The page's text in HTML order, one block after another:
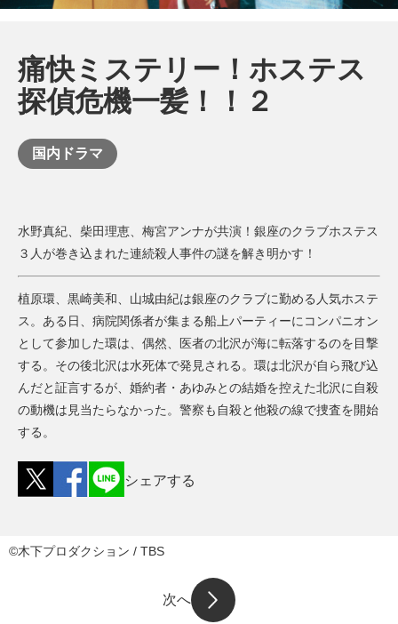
痛快ミステリー！ホステス
探偵危機一髪！！２
国内ドラマ
水野真紀、柴田理恵、梅宮アンナが共演！銀座のクラブホステス
３人が巻き込まれた連続殺人事件の謎を解き明かす！
植原環、黒崎美和、山城由紀は銀座のクラブに勤める人気ホステ
ス。ある日、病院関係者が集まる船上パーティーにコンパニオン
として参加した環は、偶然、医者の北沢が海に転落するのを目撃
する。その後北沢は水死体で発見される。環は北沢が自ら飛び込
んだと証言するが、婚約者・あゆみとの結婚を控えた北沢に自殺
の動機は見当たらなかった。警察も自殺と他殺の線で捜査を開始
する。
シェアする
©木下プロダクション / TBS
次へ